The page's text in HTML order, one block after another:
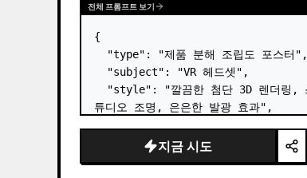
전체 프롬프트 보기
{
  "type": "제품 분해 조립도 포스터",
  "subject": "VR 헤드셋",
"style": "깔끔한 첨단 3D 렌더링,
튜디오 조명, 은은한 발광 효과",
파란색 그라데이션
",
  "header": {
지금 시도